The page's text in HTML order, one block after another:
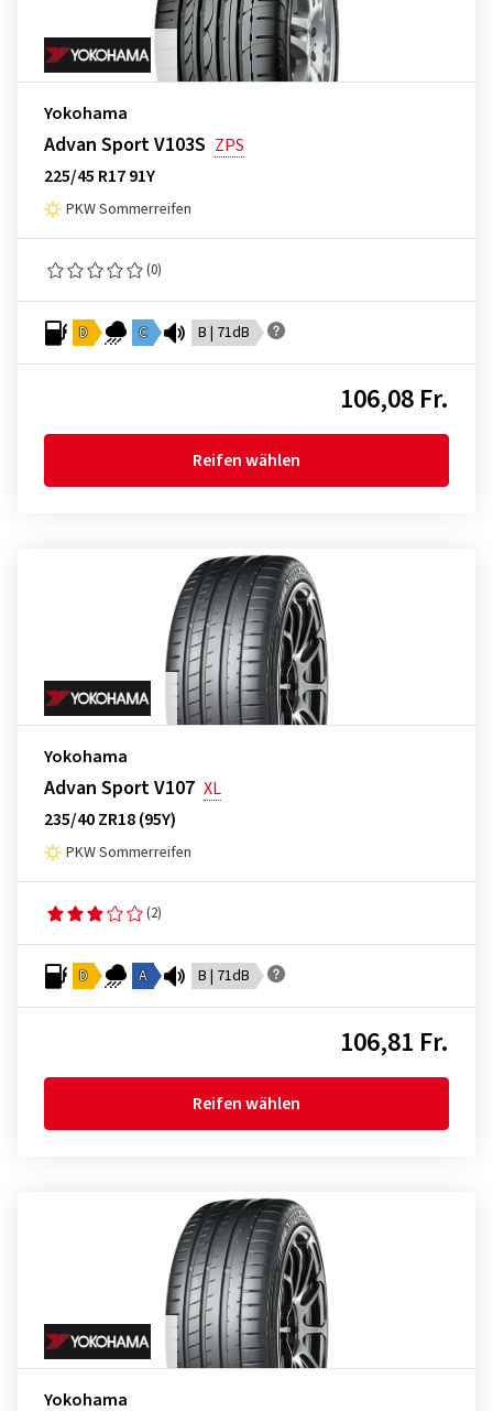
Yokohama
Advan Sport V103S ZPS
225/45 R17 91Y
PKW Sommerreifen
(0)
D C B | 71dB
106,08 Fr.
Reifen wählen
Yokohama
Advan Sport V107 XL
235/40 ZR18 (95Y)
PKW Sommerreifen
(2)
D A B | 71dB
106,81 Fr.
Reifen wählen
Yokohama